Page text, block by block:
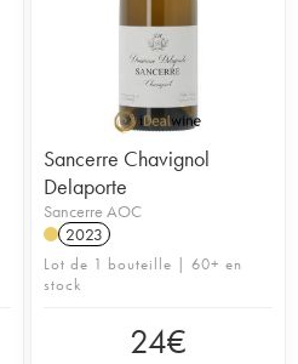
Sancerre Chavignol
Delaporte
Sancerre AOC
2023
Lot de 1 bouteille | 60+ en
stock
24€